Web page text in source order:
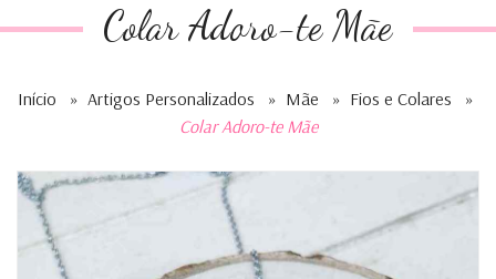
Colar Adoro-te Mãe
Início » Artigos Personalizados » Mãe » Fios e Colares
»
Colar Adoro-te Mãe